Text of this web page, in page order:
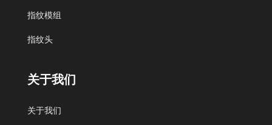
搜狐
指纹模组
指纹头
关于我们
关于我们